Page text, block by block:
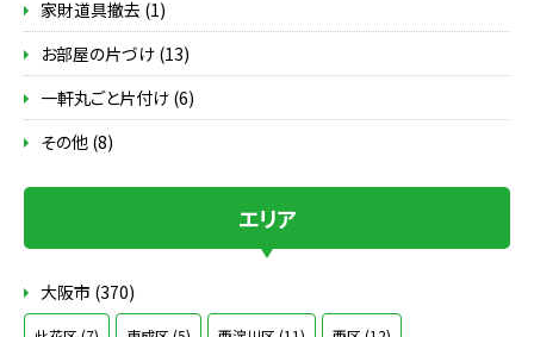
家財道具撤去 (1)
お部屋の片づけ (13)
一軒丸ごと片付け (6)
その他 (8)
エリア
大阪市 (370)